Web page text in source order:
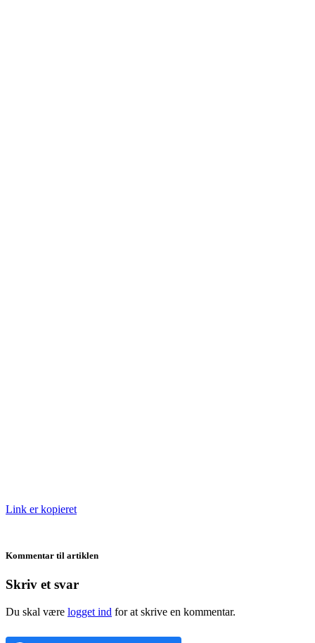
Link er kopieret
Kommentar til artiklen
Skriv et svar
Du skal være logget ind for at skrive en kommentar.